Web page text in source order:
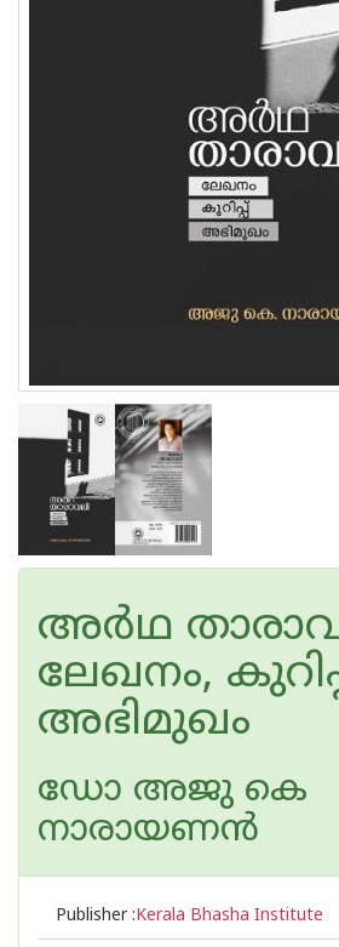
അർഥ
ലേഖനം,
അഭിമുഖം
ഡോ അജു കെ
നാരായണന്‍
Publisher :Kerala Bhasha Institute